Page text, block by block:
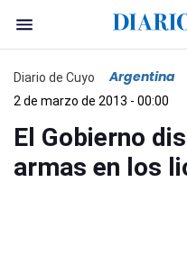
Diario de Cuyo Argentina
2 de marzo de 2013 - 00:00
El Gobierno
armas en los